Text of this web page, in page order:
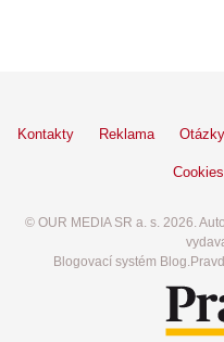
Kontakty Reklama
Cookies
© OUR MEDIA SR a. s. 2026.
Blogovací systém